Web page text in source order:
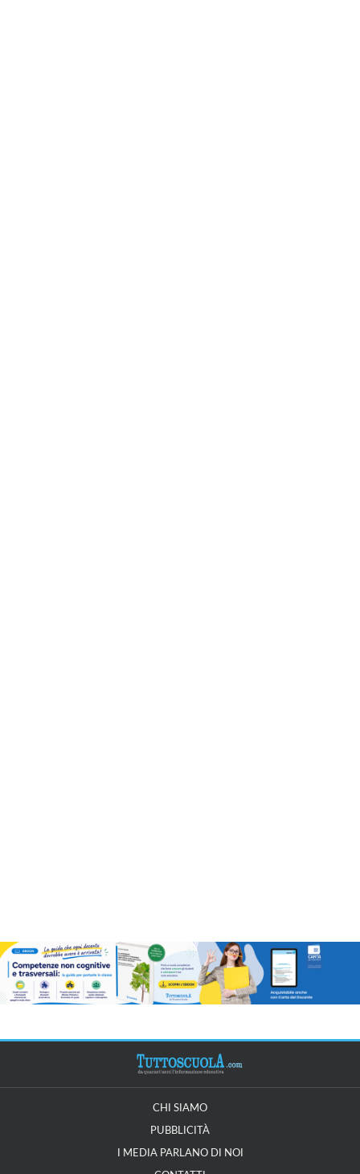
CHI SIAMO
PUBBLICITÀ
I MEDIA PARLANO DI NOI